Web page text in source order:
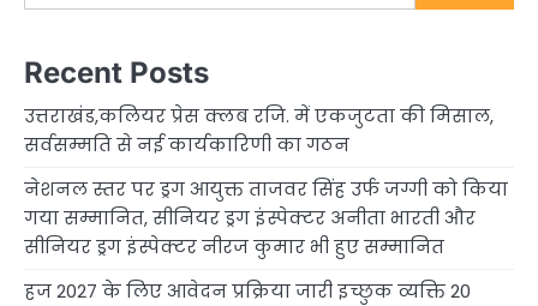
Recent Posts
उत्तराखंड,कलियर प्रेस क्लब रजि. में एकजुटता की मिसाल,
सर्वसम्मति से नई कार्यकारिणी का गठन
नेशनल स्तर पर ड्रग आयुक्त ताजवर सिंह उर्फ जग्गी को किया
गया सम्मानित, सीनियर ड्रग इंस्पेक्टर अनीता भारती और
सीनियर ड्रग इंस्पेक्टर नीरज कुमार भी हुए सम्मानित
हज 2027 के लिए आवेदन प्रक्रिया जारी इच्छुक व्यक्ति 20